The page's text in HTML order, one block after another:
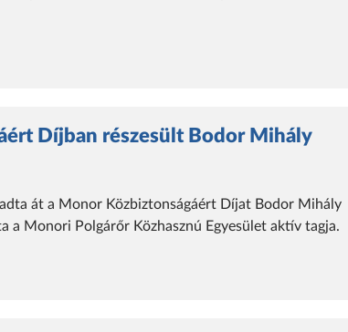
Díjban részesült Bodor Mihály
át a Monor Közbiztonságáért Díjat Bodor Mihály
a Monori Polgárőr Közhasznú Egyesület aktív tagja.